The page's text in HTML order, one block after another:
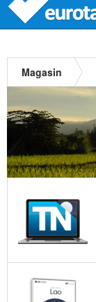
Magasin